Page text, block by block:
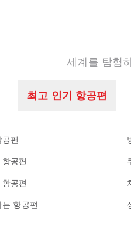
세계를 탐험
최고 인기 항공편
편
공편
공편
항공편